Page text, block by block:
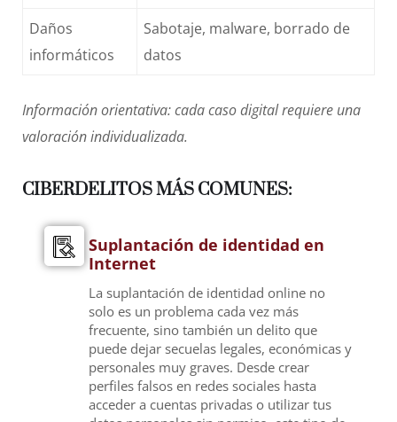
Daños
informáticos
Sabotaje, malware, borrado de
datos
Información orientativa: cada caso digital requiere una
valoración individualizada.
CIBERDELITOS MÁS COMUNES:
Suplantación de identidad en
Internet
La suplantación de identidad online no
solo es un problema cada vez más
frecuente, sino también un delito que
puede dejar secuelas legales, económicas y
personales muy graves. Desde crear
perfiles falsos en redes sociales hasta
acceder a cuentas privadas o utilizar tus